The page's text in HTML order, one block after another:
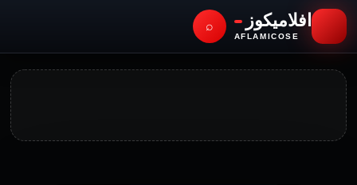
افلاميكوز
AFLAMICOSE
⌕